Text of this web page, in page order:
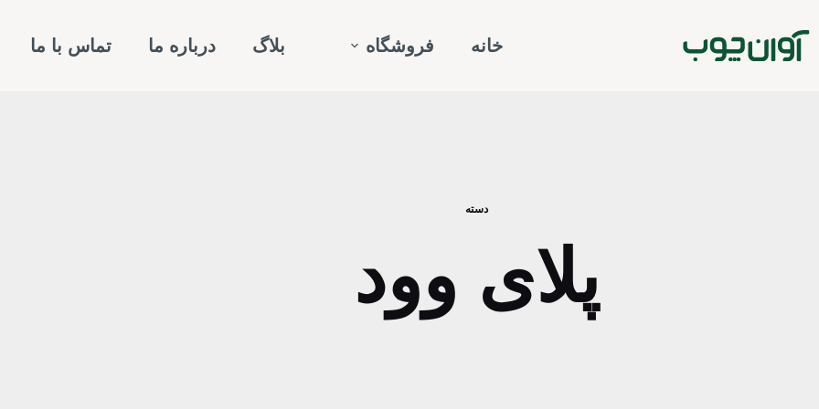
به
محتوا
خانه فروشگاه بلاگ درباره ما تماس با ما
دسته
پلای وود